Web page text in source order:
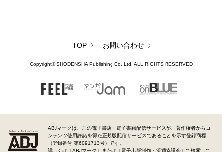
TOP お問い合わせ
Copyright©SHODENSHA Publishing Co.,Ltd. ALL RIGHTS RESERVED
FEEL
マンガJam on BLUE
ABJマークは、この電子書店・電子書籍配信サービスが、著作権者からコ
ンテンツ使用許諾を得た正規版配信サービスであることを示す登録商標
（登録番号 第6091713号）です。
詳しくは［ABJマーク］または［電子出版制作・流通協議会］で検索して